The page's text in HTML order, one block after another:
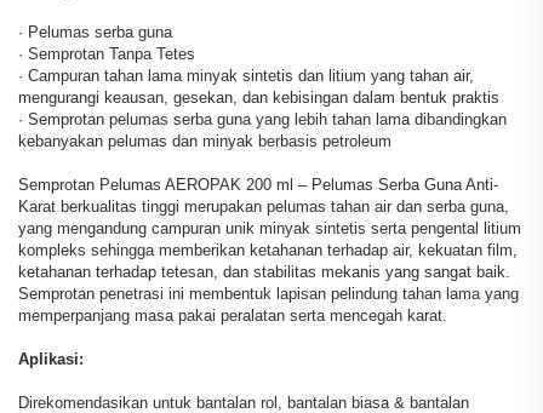
· Pelumas serba guna
· Semprotan Tanpa Tetes
· Campuran tahan lama minyak sintetis dan litium yang tahan air,
mengurangi keausan, gesekan, dan kebisingan dalam bentuk praktis
· Semprotan pelumas serba guna yang lebih tahan lama dibandingkan
kebanyakan pelumas dan minyak berbasis petroleum
Semprotan Pelumas AEROPAK 200 ml – Pelumas Serba Guna Anti-
Karat berkualitas tinggi merupakan pelumas tahan air dan serba guna,
yang mengandung campuran unik minyak sintetis serta pengental litium
kompleks sehingga memberikan ketahanan terhadap air, kekuatan film,
ketahanan terhadap tetesan, dan stabilitas mekanis yang sangat baik.
Semprotan penetrasi ini membentuk lapisan pelindung tahan lama yang
memperpanjang masa pakai peralatan serta mencegah karat.
Aplikasi:
Direkomendasikan untuk bantalan rol, bantalan biasa & bantalan